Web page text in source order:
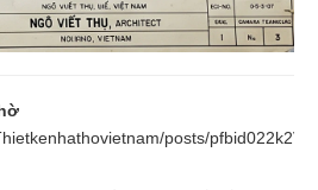
posts/